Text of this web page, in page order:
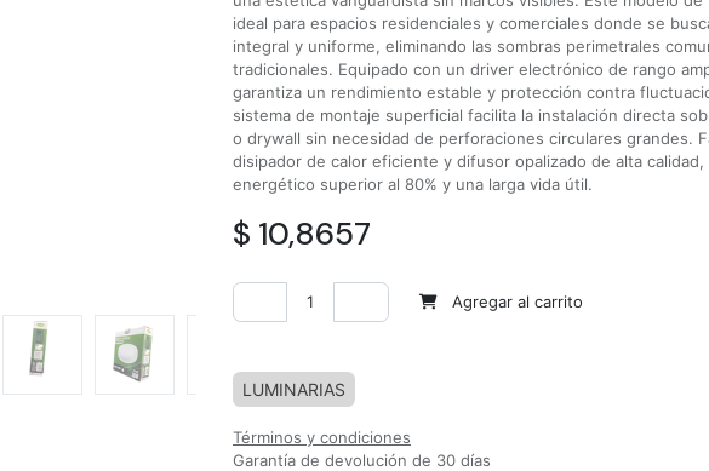
ideal para espacios residenciales y comerciales donde se
integral y uniforme, eliminando las sombras perimetrales
tradicionales. Equipado con un driver electrónico de rango
garantiza un rendimiento estable y protección contra
sistema de montaje superficial facilita la instalación directa
o drywall sin necesidad de perforaciones circulares grandes.
disipador de calor eficiente y difusor opalizado de alta
energético superior al 80% y una larga vida útil.
$ 10,8657
Agregar al carrito
LUMINARIAS
Términos y condiciones
Garantía de devolución de 30 días